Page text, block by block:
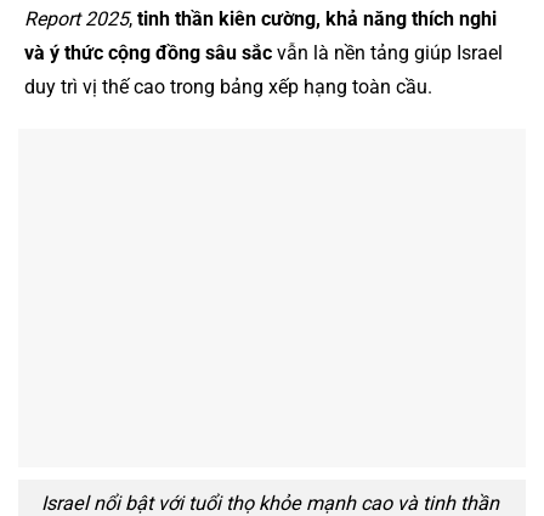
Report 2025, tinh thần kiên cường, khả năng thích nghi
và ý thức cộng đồng sâu sắc vẫn là nền tảng giúp Israel
duy trì vị thế cao trong bảng xếp hạng toàn cầu.
Israel nổi bật với tuổi thọ khỏe mạnh cao và tinh thần